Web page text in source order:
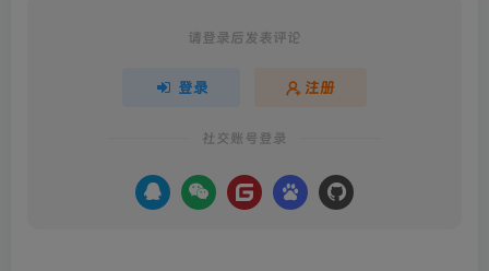
请登录后发表评论
登录 注册
社交账号登录